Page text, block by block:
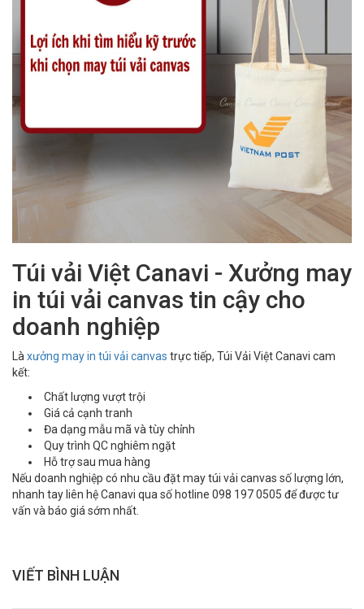
Túi vải Việt Canavi - Xưởng may
in túi vải canvas tin cậy cho
doanh nghiệp
Là xưởng may in túi vải canvas trực tiếp, Túi Vải Việt Canavi cam
kết:
Chất lượng vượt trội
Giá cả cạnh tranh
Đa dạng mẫu mã và tùy chỉnh
Quy trình QC nghiêm ngặt
Hỗ trợ sau mua hàng
Nếu doanh nghiệp có nhu cầu đặt may túi vải canvas số lượng lớn,
nhanh tay liên hệ Canavi qua số hotline 098 197 0505‬ để được tư
vấn và báo giá sớm nhất.
VIẾT BÌNH LUẬN